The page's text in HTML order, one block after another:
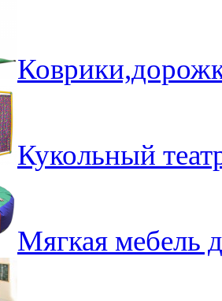
Кукольный
Мягкая мебель